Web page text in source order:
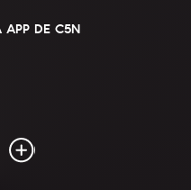
APP DE C5N